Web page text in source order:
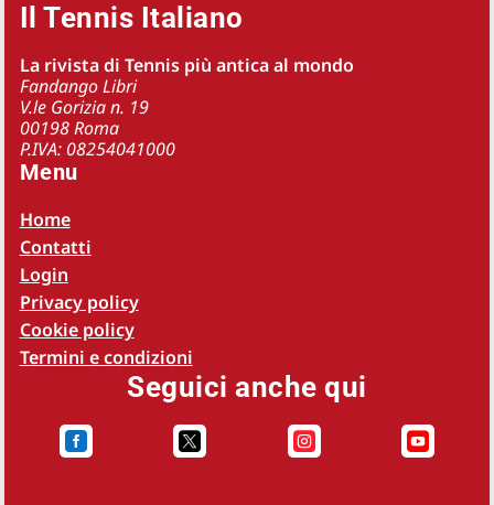
Il Tennis Italiano
La rivista di Tennis più antica al mondo
Fandango Libri
V.le Gorizia n. 19
00198 Roma
P.IVA: 08254041000
Menu
Home
Contatti
Login
Privacy policy
Cookie policy
Termini e condizioni
Seguici anche qui
   